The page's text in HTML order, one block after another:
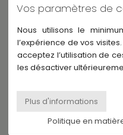
51,84 €
Vos paramètres de
Nous utilisons le
l’expérience de vos
acceptez l’utilisation de
les désactiver
Politique en